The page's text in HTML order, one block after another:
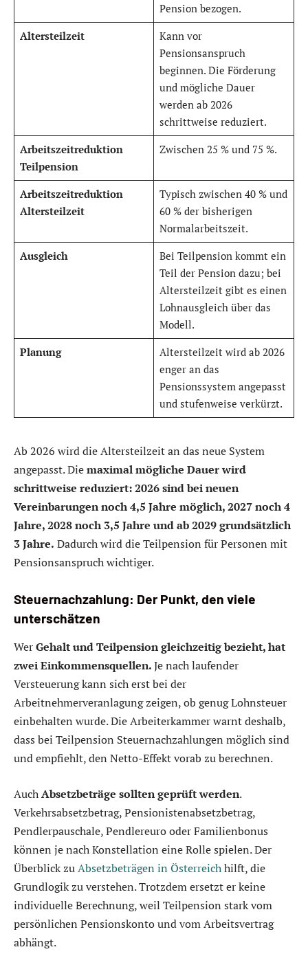
Pension bezogen.
Altersteilzeit
Kann vor
Pensionsanspruch
beginnen. Die Förderung
und mögliche Dauer
werden ab 2026
schrittweise reduziert.
Arbeitszeitreduktion
Teilpension
Zwischen 25 % und 75 %.
Arbeitszeitreduktion
Altersteilzeit
Typisch zwischen 40 % und
60 % der bisherigen
Normalarbeitszeit.
Ausgleich
Bei Teilpension kommt ein
Teil der Pension dazu; bei
Altersteilzeit gibt es einen
Lohnausgleich über das
Modell.
Planung
Altersteilzeit wird ab 2026
enger an das
Pensionssystem angepasst
und stufenweise verkürzt.
Ab 2026 wird die Altersteilzeit an das neue System
angepasst. Diemaximal mögliche Dauer wird
schrittweise reduziert: 2026 sind bei neuen
Vereinbarungen noch 4,5 Jahre möglich, 2027 noch 4
Jahre, 2028 noch 3,5 Jahre und ab 2029 grundsätzlich
3 Jahre. Dadurch wird die Teilpension für Personen mit
Pensionsanspruch wichtiger.
Steuernachzahlung: Der Punkt, den viele
unterschätzen
WerGehalt und Teilpension gleichzeitig bezieht, hat
zwei Einkommensquellen.Je nach laufender
Versteuerung kann sich erst bei der
Arbeitnehmerveranlagung zeigen, ob genug Lohnsteuer
einbehalten wurde. Die Arbeiterkammer warnt deshalb,
dass bei Teilpension Steuernachzahlungen möglich sind
und empfiehlt, den Netto-Effekt vorab zu berechnen.
AuchAbsetzbeträge sollten geprüft werden.
Verkehrsabsetzbetrag, Pensionistenabsetzbetrag,
Pendlerpauschale, Pendlereuro oder Familienbonus
können je nach Konstellation eine Rolle spielen. Der
Überblick zuAbsetzbeträgen in Österreichhilft, die
Grundlogik zu verstehen. Trotzdem ersetzt er keine
individuelle Berechnung, weil Teilpension stark vom
persönlichen Pensionskonto und vom Arbeitsvertrag
abhängt.